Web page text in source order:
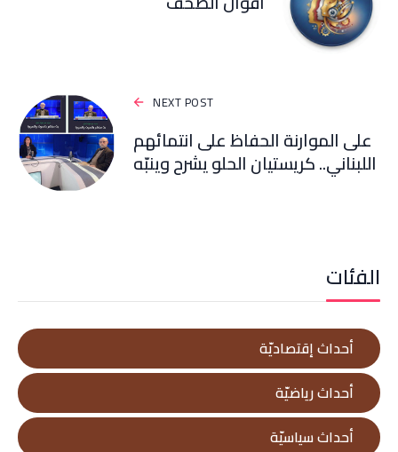
NEXT POST
على الموارنة الحفاظ على انتمائهم
اللبناني.. كريستيان الحلو يشرح وينبّه
الفئات
أحداث إقتصاديّة
أحداث رياضيّة
أحداث سياسيّة